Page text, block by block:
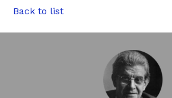
Back to list